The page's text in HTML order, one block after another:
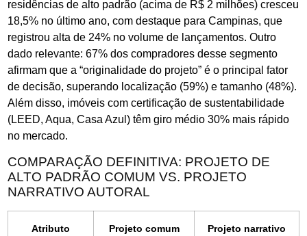
residências de alto padrão (acima de R$ 2 milhões) cresceu
18,5% no último ano, com destaque para Campinas, que
registrou alta de 24% no volume de lançamentos. Outro
dado relevante: 67% dos compradores desse segmento
afirmam que a “originalidade do projeto” é o principal fator
de decisão, superando localização (59%) e tamanho (48%).
Além disso, imóveis com certificação de sustentabilidade
(LEED, Aqua, Casa Azul) têm giro médio 30% mais rápido
no mercado.
COMPARAÇÃO DEFINITIVA: PROJETO DE
ALTO PADRÃO COMUM VS. PROJETO
NARRATIVO AUTORAL
Atributo
Projeto comum
Projeto narrativo